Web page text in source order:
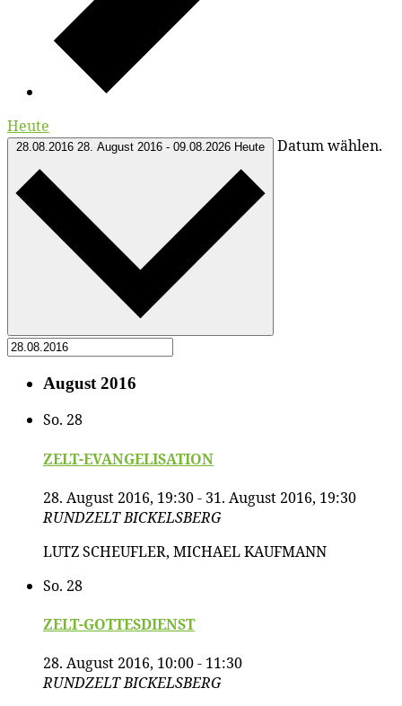
Heute
28.08.2016 28. August 2016 - 09.08.2026 Heute Datum wählen.
August 2016
So. 28
ZELT-EVANGELISATION
28. August 2016, 19:30- 31. August 2016, 19:30
RUNDZELTBICKELSBERG
LUTZ SCHEUFLER, MICHAEL KAUFMANN
So. 28
ZELT-GOTTESDIENST
28. August 2016, 10:00- 11:30
RUNDZELTBICKELSBERG